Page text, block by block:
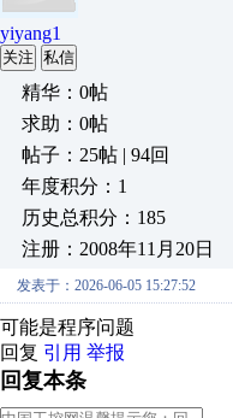
yiyang1
关注 私信
精华：0帖
求助：0帖
帖子：25帖 | 94回
年度积分：1
历史总积分：185
注册：2008年11月20日
发表于：2026-06-05 15:27:52
可能是程序问题
回复 引用 举报
回复本条